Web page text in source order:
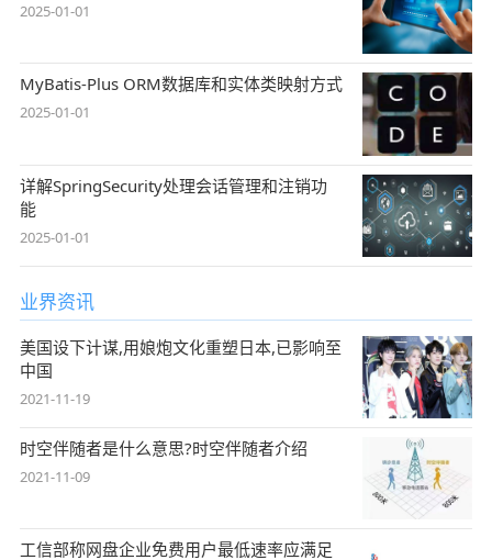
2025-01-01
MyBatis-Plus ORM数据库和实体类映射方式
2025-01-01
详解SpringSecurity处理会话管理和注销功
能
2025-01-01
业界资讯
美国设下计谋,用娘炮文化重塑日本,已影响至
中国
2021-11-19
时空伴随者是什么意思?时空伴随者介绍
2021-11-09
工信部称网盘企业免费用户最低速率应满足